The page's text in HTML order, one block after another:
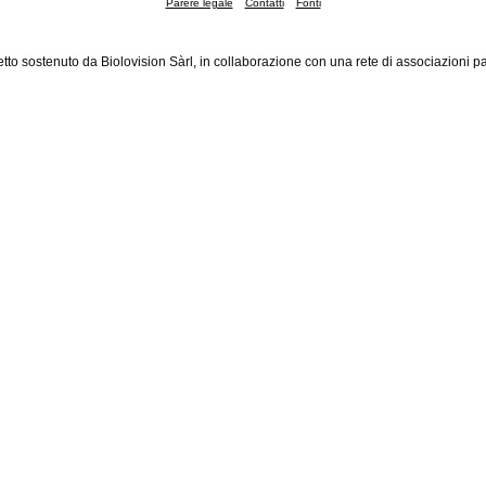
Parere legale Contatti Fonti
sostenuto da Biolovision Sàrl, in collaborazione con una rete di associazioni